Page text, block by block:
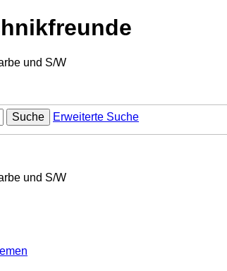
und S/W
Suche Erweiterte Suche
und S/W